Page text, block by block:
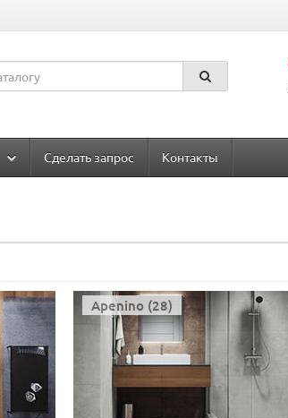
Сделать запрос Контакты
Apenino (28)